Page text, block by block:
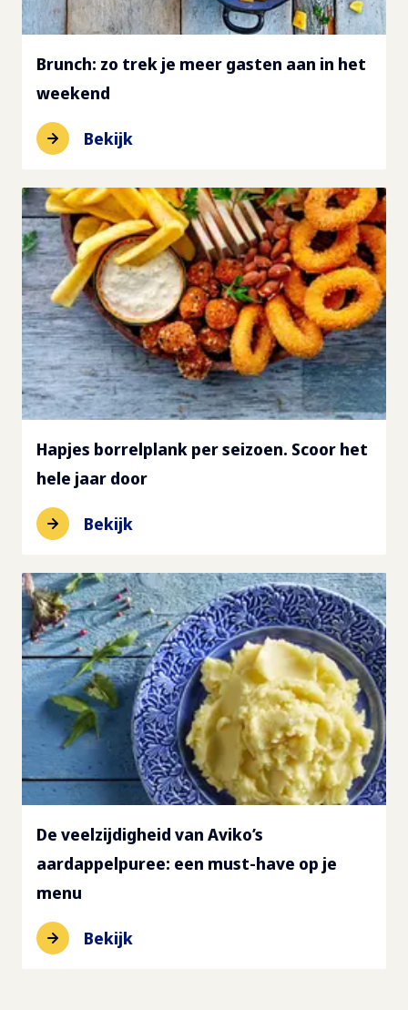
Brunch: zo trek je meer gasten aan in het
weekend
Bekijk
Hapjes borrelplank per seizoen. Scoor het
hele jaar door
Bekijk
De veelzijdigheid van Aviko’s
aardappelpuree: een must-have op je
menu
Bekijk